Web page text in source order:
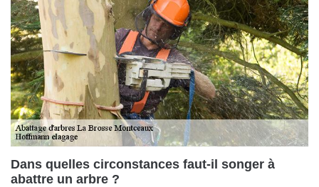
Dans quelles circonstances faut-il songer à
abattre un arbre ?